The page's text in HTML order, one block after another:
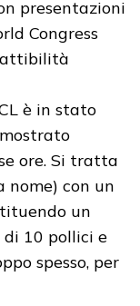
presentazioni
Congress
è in stato
ore. Si tratta
nome) con un
un
10 pollici e
spesso, per